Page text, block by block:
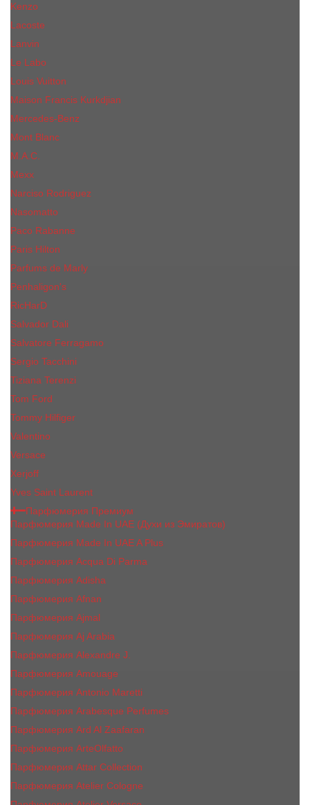
Kenzo
Lacoste
Lanvin
Le Labo
Louis Vuitton
Maison Francis Kurkdjian
Mercedes-Benz
Mont Blanc
M.А.C.
Mexx
Narciso Rodriguez
Nasomatto
Paco Rabanne
Paris Hilton
Parfums de Marly
Penhaligon​'s
RicHarD
Salvador Dali
Salvatore Ferragamo
Sergio Tacchini
Tiziana Terenzi
Tom Ford
Tommy Hilfiger
Valentino
Versace
Xerjoff
Yves Saint Laurent
Парфюмерия Премиум
Парфюмерия Made In UAE (Духи из Эмиратов)
Парфюмерия Made In UAE A Plus
Парфюмерия Acqua Di Parma
Парфюмерия Adisha
Парфюмерия Afnan
Парфюмерия Ajmal
Парфюмерия Aj Arabia
Парфюмерия Alexandre J.
Парфюмерия Amouage
Парфюмерия Antonio Maretti
Парфюмерия Arabesque Perfumes
Парфюмерия Ard Al Zaafaran
Парфюмерия ArteOlfatto
Парфюмерия Attar Collection
Парфюмерия Atelier Cologne